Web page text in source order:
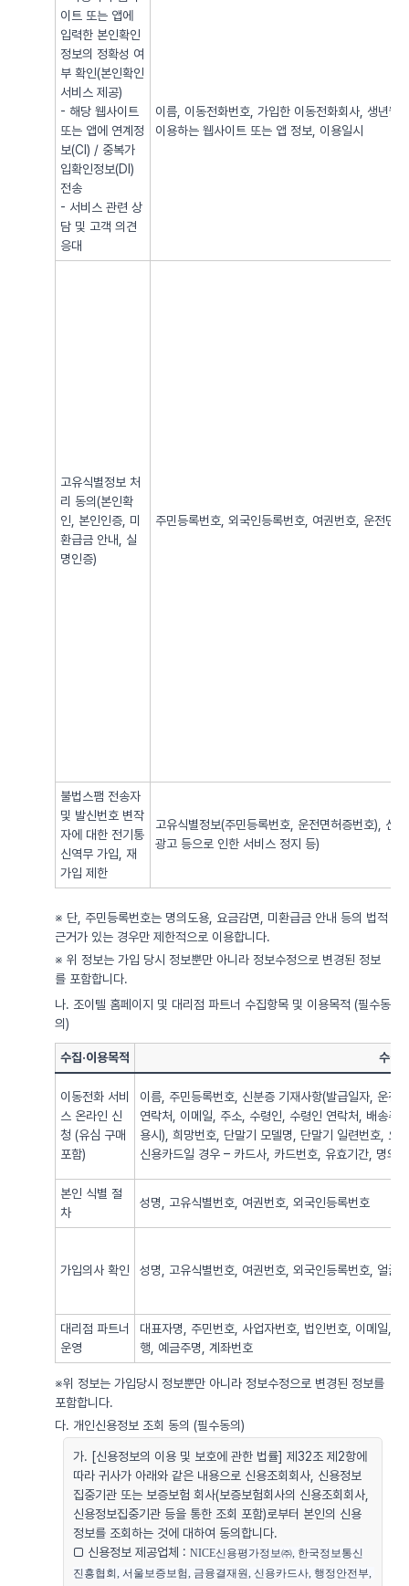
이트 또는 앱에
입력한 본인확인
정보의 정확성 여
부 확인(본인확인
서비스 제공)
- 해당 웹사이트
또는 앱에 연계정
보(CI) / 중복가
입확인정보(DI)
전송
- 서비스 관련 상
담 및 고객 의견
응대
이름, 이동전화번호, 가입한 이동전화회사, 생년
이용하는 웹사이트 또는 앱 정보, 이용일시
고유식별정보 처
리 동의(본인확
인, 본인인증, 미
환급금 안내, 실
명인증)
주민등록번호, 외국인등록번호, 여권번호, 운전면
불법스팸 전송자
및 발신번호 변작
자에 대한 전기통
신역무 가입, 재
가입 제한
고유식별정보(주민등록번호, 운전면허증번호), 신
광고 등으로 인한 서비스 정지 등)
※ 단, 주민등록번호는 명의도용, 요금감면, 미환급금 안내 등의 법적
근거가 있는 경우만 제한적으로 이용합니다.
※ 위 정보는 가입 당시 정보뿐만 아니라 정보수정으로 변경된 정보
를 포함합니다.
나. 조이텔 홈페이지 및 대리점 파트너 수집항목 및 이용목적 (필수동
의)
수집·이용목적 수집·
이동전화 서비
스 온라인 신
청 (유심 구매
포함)
이름, 주민등록번호, 신분증 기재사항(발급일자, 운전
연락처, 이메일, 주소, 수령인, 수령인 연락처, 배송주
용시), 희망번호, 단말기 모델명, 단말기 일련번호, 요
신용카드일 경우 – 카드사, 카드번호, 유효기간, 명의
본인 식별 절
차
성명, 고유식별번호, 여권번호, 외국인등록번호
가입의사 확인 성명, 고유식별번호, 여권번호, 외국인등록번호, 얼굴
대리점 파트너
운영
대표자명, 주민번호, 사업자번호, 법인번호, 이메일,
행, 예금주명, 계좌번호
※위 정보는 가입당시 정보뿐만 아니라 정보수정으로 변경된 정보를
포함합니다.
다. 개인신용정보 조회 동의 (필수동의)
가. [신용정보의 이용 및 보호에 관한 법률] 제32조 제2항에
따라 귀사가 아래와 같은 내용으로 신용조회회사, 신용정보
집중기관 또는 보증보험 회사(보증보험회사의 신용조회회사,
신용정보집중기관 등을 통한 조회 포함)로부터 본인의 신용
정보를 조회하는 것에 대하여 동의합니다.
□ 신용정보 제공업체 :NICE신용평가정보㈜, 한국정보통신
진흥협회, 서울보증보험, 금융결재원, 신용카드사, 행정안전부,